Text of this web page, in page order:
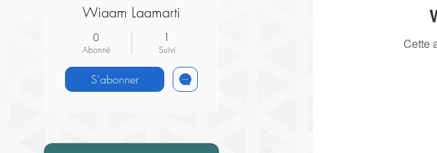
Cette
Wiaam Laamarti
0
Abonné
1
Suivi
S'abonner